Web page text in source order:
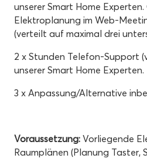
unserer Smart Home Experten.
Elektroplanung im Web-
(verteilt auf maximal drei
2 x Stunden Telefon-Support
unserer Smart Home Experten.
3 x Anpassung/Alternative
Voraussetzung: Vorliegende
Raumplänen (Planung Taster,